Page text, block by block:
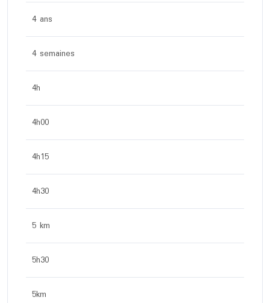
4 ans
4 semaines
4h
4h00
4h15
4h30
5 km
5h30
5km